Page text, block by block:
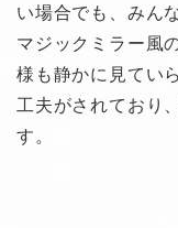
い場合でも、みん
マジックミラー⾵
様も静かに⾒てい
⼯夫がされており
す。